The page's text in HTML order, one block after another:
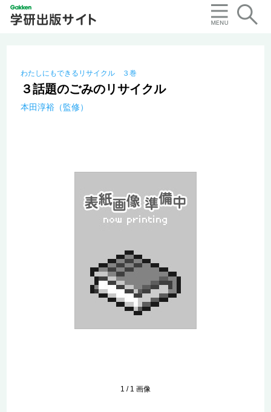
わたしにもできるリサイクル ３巻
３話題のごみのリサイクル
本田淳裕（監修）
1 / 1 画像